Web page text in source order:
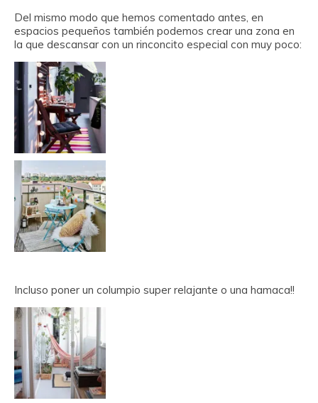
Del mismo modo que hemos comentado antes, en
espacios pequeños también podemos crear una zona en
la que descansar con un rinconcito especial con muy poco:
Incluso poner un columpio super relajante o una hamaca!!